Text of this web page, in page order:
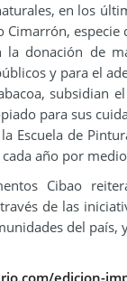
en los
Cimarrón,
la donación de
y para el
subsidian
para sus
Escuela de
año por
Cibao
de las
del
edicion-